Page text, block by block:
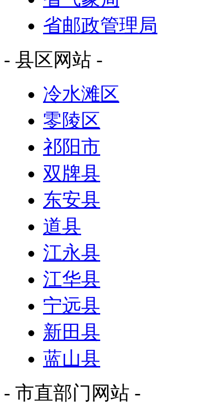
省邮政管理局
- 县区网站 -
冷水滩区
零陵区
祁阳市
双牌县
东安县
道县
江永县
江华县
宁远县
新田县
蓝山县
- 市直部门网站 -